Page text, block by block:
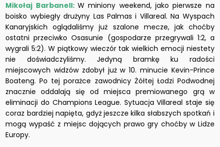
Mikołaj Barbanell: W miniony weekend, jako pierwsze na
boisko wybiegły drużyny Las Palmas i Villareal. Na Wyspach
Kanaryjskich oglądaliśmy już szalone mecze, jak choćby
ostatni przeciwko Osasunie (gospodarze przegrywali 1:2, a
wygrali 5:2). W piątkowy wieczór tak wielkich emocji niestety
nie doświadczyliśmy. Jedyną bramkę ku radości
miejscowych widzów zdobył już w 10. minucie Kevin-Prince
Boateng. Po tej porażce zawodnicy Żółtej Łodzi Podwodnej
znacznie oddalają się od miejsca premiowanego grą w
eliminacji do Champions League. Sytuacja Villareal staje się
coraz bardziej napięta, gdyż jeszcze kilka słabszych spotkań i
mogą wypaść z miejsc dojących prawo gry choćby w Lidze
Europy.